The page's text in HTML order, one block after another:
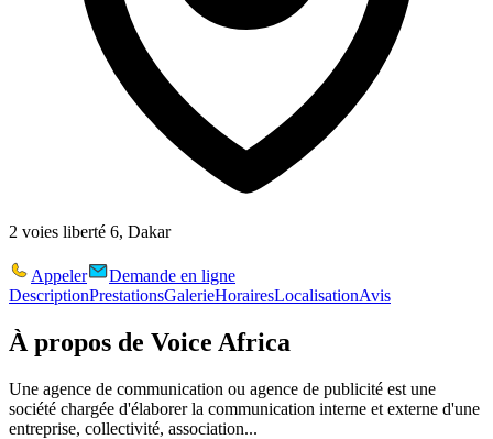
2 voies liberté 6, Dakar
Appeler
Demande en ligne
DescriptionPrestationsGalerieHorairesLocalisationAvis
À propos de Voice Africa
Une agence de communication ou agence de publicité est une
société chargée d'élaborer la communication interne et externe d'une
entreprise, collectivité, association...